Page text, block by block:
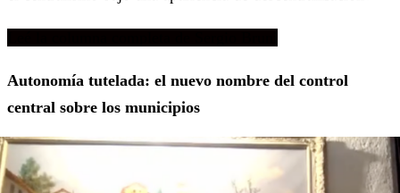
Autonomía tutelada: el nuevo nombre del control
central sobre los municipios